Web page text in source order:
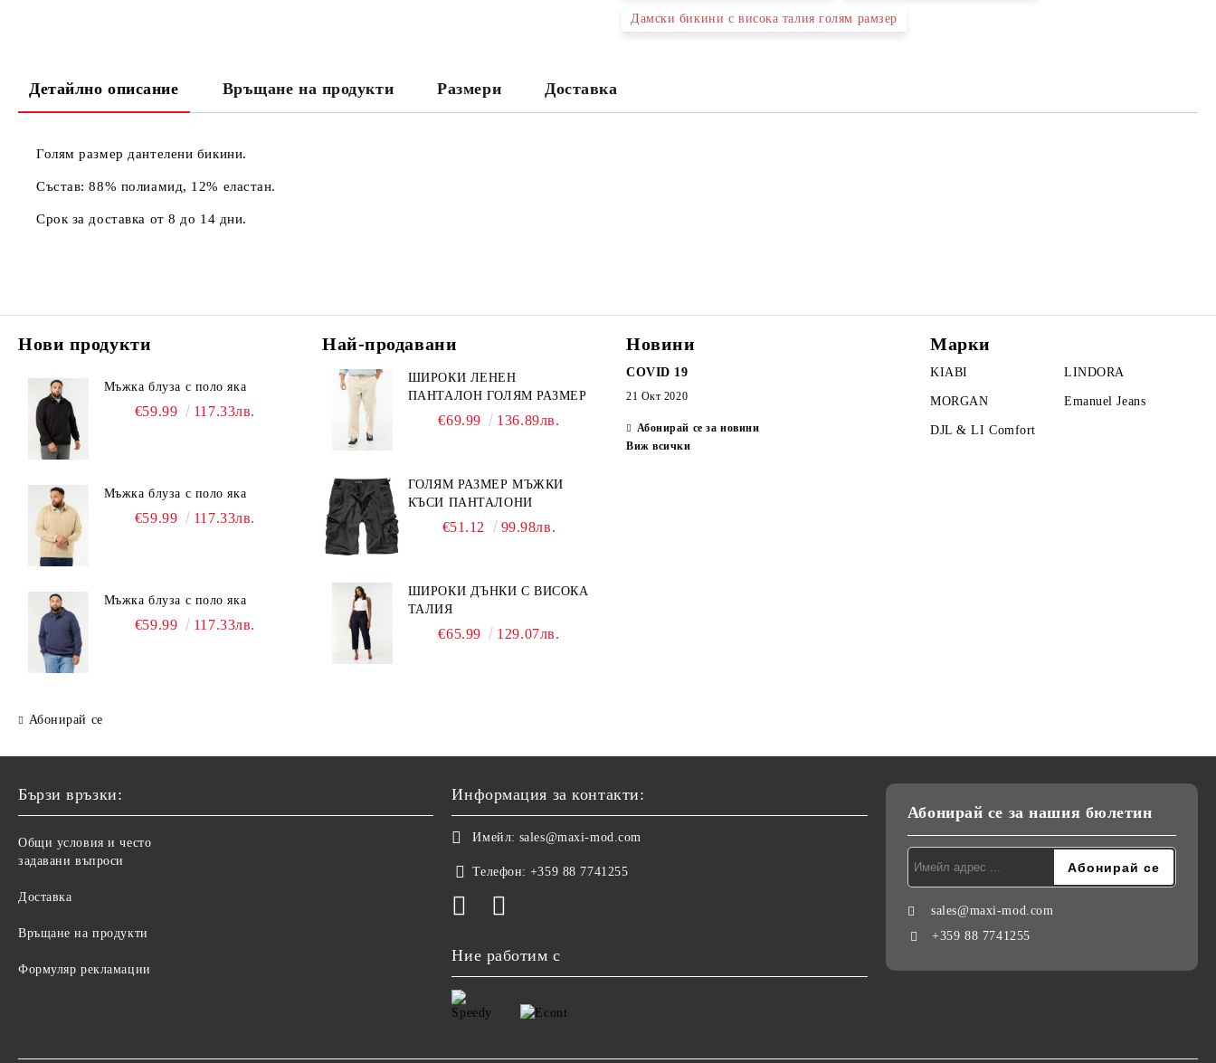
Дамски бикини с висока талия голям рамзер
Детайлно описание Връщане на продукти Размери Доставка
Голям размер дантелени бикини.
Състав: 88% полиамид, 12% еластан.
Срок за доставка от 8 до 14 дни.
Нови продукти
Мъжка блуза с поло яка
€59.99 117.33лв.
Мъжка блуза с поло яка
€59.99 117.33лв.
Мъжка блуза с поло яка
€59.99 117.33лв.
Абонирай се
Най-продавани
ШИРОКИ ЛЕНЕН
ПАНТАЛОН ГОЛЯМ РАЗМЕР
€69.99 136.89лв.
ГОЛЯМ РАЗМЕР МЪЖКИ
КЪСИ ПАНТАЛОНИ
€51.12 99.98лв.
ШИРОКИ ДЪНКИ С ВИСОКА
ТАЛИЯ
€65.99 129.07лв.
Новини
COVID 19
21 Окт 2020
Абонирай се за новини
Виж всички
Марки
KIABI LINDORA
MORGAN Emanuel Jeans
DJL & LI Comfort
Бързи връзки:
Общи условия и често
задавани въпроси
Доставка
Връщане на продукти
Формуляр рекламации
Информация за контакти:
Имейл: sales@maxi-mod.com
Телефон: +359 88 7741255
Ние работим с
Абонирай се за нашия бюлетин
sales@maxi-mod.com
+359 88 7741255